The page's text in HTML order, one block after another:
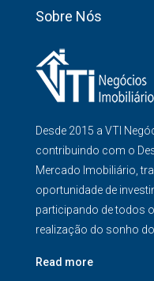
Sobre Nós
Desde 2015 a VTI
contribuindo com o
Mercado Imobiliário,
oportunidade de
participando de todos
realização do sonho
Read more